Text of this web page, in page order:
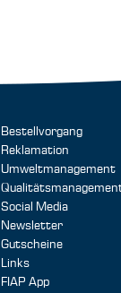
Bestellvorgang
Reklamation
Umweltmanagement
Social Media
Newsletter
Gutscheine
Links
FIAP App